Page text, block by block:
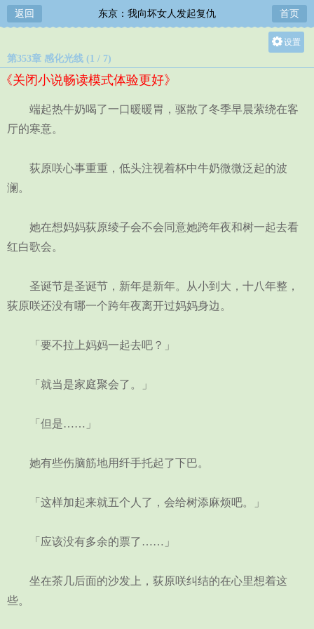
返回 东京：我向坏女人发起复仇 首页
设置
中
第353章 感化光线 (1 / 7)
《关闭小说畅读模式体验更好》
端起热牛奶喝了一口暖暖胃，驱散了冬季早晨萦绕在客
厅的寒意。
荻原咲心事重重，低头注视着杯中牛奶微微泛起的波
澜。
她在想妈妈荻原绫子会不会同意她跨年夜和树一起去看
红白歌会。
圣诞节是圣诞节，新年是新年。从小到大，十八年整，
荻原咲还没有哪一个跨年夜离开过妈妈身边。
「要不拉上妈妈一起去吧？」
「就当是家庭聚会了。」
「但是……」
她有些伤脑筋地用纤手托起了下巴。
「这样加起来就五个人了，会给树添麻烦吧。」
「应该没有多余的票了……」
坐在茶几后面的沙发上，荻原咲纠结的在心里想着这
些。